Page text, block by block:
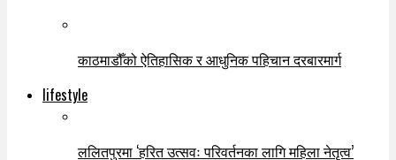
काठमाडौँको ऐतिहासिक र आधुनिक पहिचान दरबारमार्ग
lifestyle
ललितपुरमा ‘हरित उत्सवः परिवर्तनका लागि महिला नेतृत्व’